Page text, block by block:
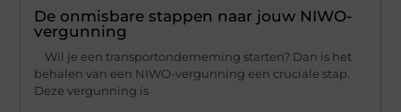
De onmisbare stappen naar jouw NIWO-
vergunning
Wil je een transportonderneming starten? Dan is het
behalen van een NIWO-vergunning een cruciale stap.
Deze vergunning is